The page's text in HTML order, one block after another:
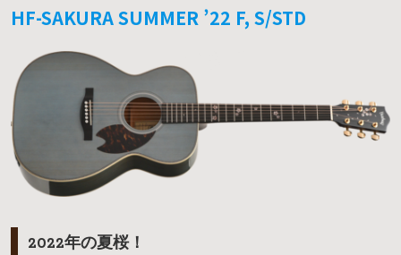
HF-SAKURA SUMMER ’22 F, S/STD
2022年の夏桜！